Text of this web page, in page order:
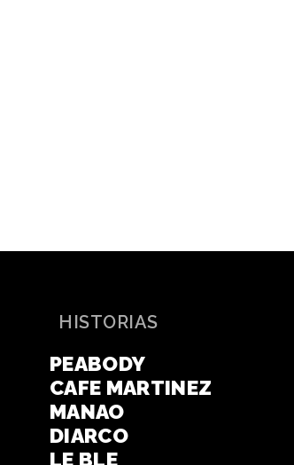
HISTORIAS
PEABODY
CAFE MARTINEZ
MANAO
DIARCO
LE BLE